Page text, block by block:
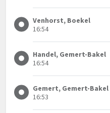
Venhorst, Boekel
16:54
Handel, Gemert-Bakel
16:54
Gemert, Gemert-Bakel
16:53